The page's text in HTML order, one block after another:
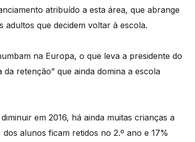
atribuído a esta área, que abrange
que decidem voltar à escola.
na Europa, o que leva a presidente do
retenção” que ainda domina a escola
em 2016, há ainda muitas crianças a
alunos ficam retidos no 2.º ano e 17%